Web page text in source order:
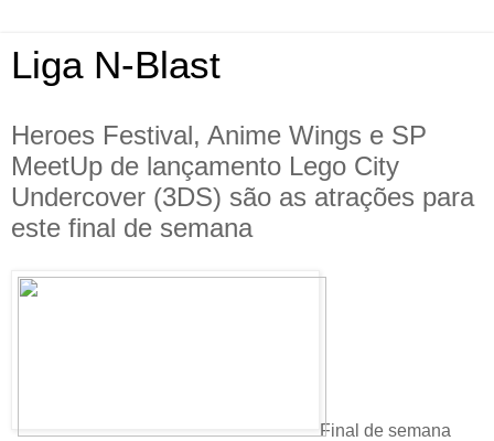
Liga N-Blast
Heroes Festival, Anime Wings e SP
MeetUp de lançamento Lego City
Undercover (3DS) são as atrações para
este final de semana
Final de semana